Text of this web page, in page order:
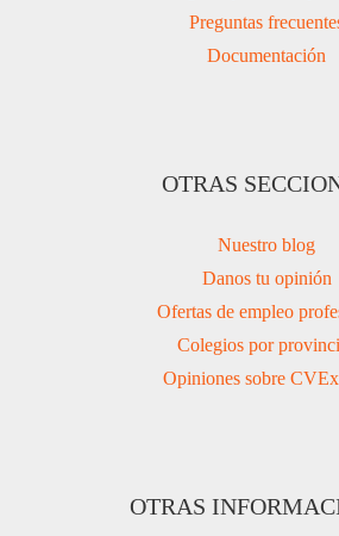
Preguntas
Documentación
OTRAS
Nuestro blog
Danos tu opinión
Ofertas de empleo
Colegios por
Opiniones sobre
OTRAS